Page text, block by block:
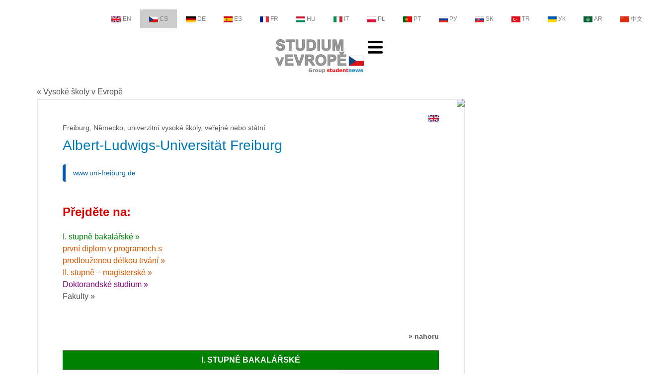
EN CS DE ES FR HU IT PL PT РУ SK TR УК AR 中文
« Vysoké školy v Evropě
Freiburg, Německo, univerzitní vysoké školy, veřejné nebo státní
Albert-Ludwigs-Universität Freiburg
www.uni-freiburg.de
Přejděte na:
I. stupně bakalářské »
první diplom v programech s
prodlouženou délkou trvání »
II. stupně – magisterské »
Doktorandské studium »
Fakulty »
» nahoru
I. STUPNĚ BAKALÁŘSKÉ